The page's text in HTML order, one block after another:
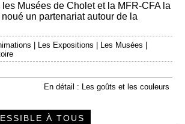
Musées de Cholet et la MFR-CFA la
un partenariat autour de la
Les Expositions Les Musées
En détail : Les goûts et les couleurs
À TOUS